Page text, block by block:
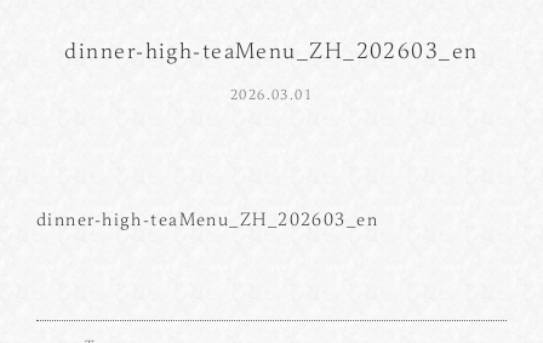
dinner-high-teaMenu_ZH_202603_en
2026.03.01
dinner-high-teaMenu_ZH_202603_en